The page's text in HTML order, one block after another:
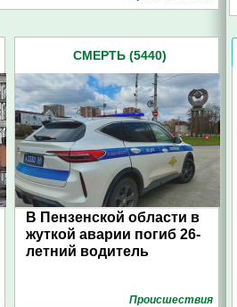
СМЕРТЬ (5440)
В Пензенской области в
жуткой аварии погиб 26-
летний водитель
Проиcшествия